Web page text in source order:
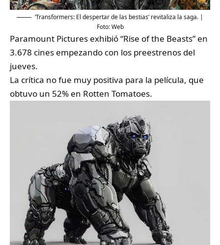
‘Transformers: El despertar de las bestias’ revitaliza la saga. |
Foto: Web
Paramount Pictures exhibió “Rise of the Beasts” en
3.678 cines empezando con los preestrenos del
jueves.
La crítica no fue muy positiva para la película, que
obtuvo un 52% en Rotten Tomatoes.